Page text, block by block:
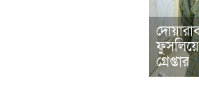
গ্রেপ্তার